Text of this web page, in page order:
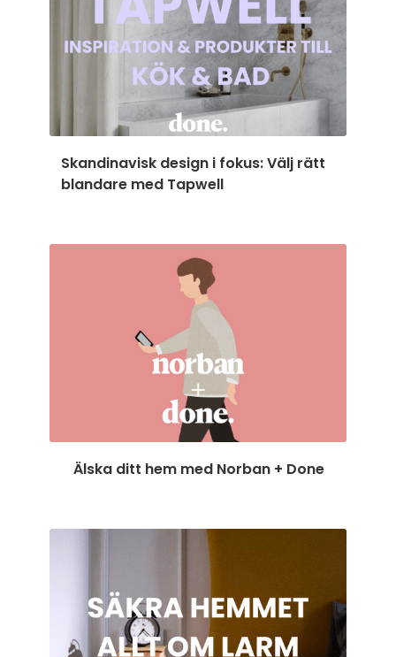
Skandinavisk design i fokus: Välj rätt
blandare med Tapwell
Älska ditt hem med Norban + Done